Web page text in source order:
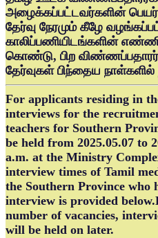
அழைக்கப்பட்டவர்களின் பெயர்
தேர்வு நேரமும் கீழே
காலிப்பணியிடங்களின்
கொண்டு, பிற
தேர்வுகள் பிந்தைய நாள்களில்
For applicants residing in
interviews for the
teachers for Southern
be held from 2025.05.07 to
a.m. at the Ministry
interview times of Tamil
the Southern Province who
interview is provided
number of vacancies,
will be held on later.